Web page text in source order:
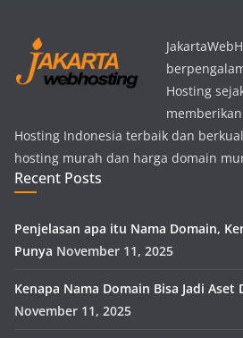
Hosting
Hosting Indonesia terbaik dan
hosting murah dan harga domain
Recent Posts
Penjelasan apa itu Nama Domain,
Punya November 11, 2025
Kenapa Nama Domain Bisa Jadi
November 11, 2025